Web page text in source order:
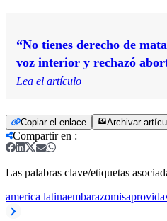
“No tienes derecho de
voz interior y rechazó
Lea el artículo
Copiar el enlace Archivar
Compartir en :
Las palabras clave/etiquetas
america latinaembarazomisaprovida